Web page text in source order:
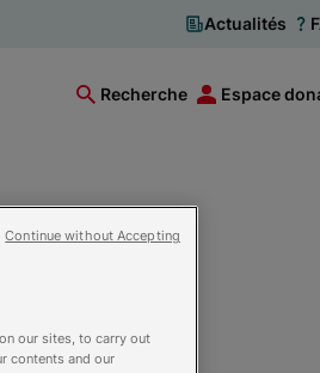
Actualités
Recherche Espace
our sites, to carry out
contents and our
Continue without Accepting